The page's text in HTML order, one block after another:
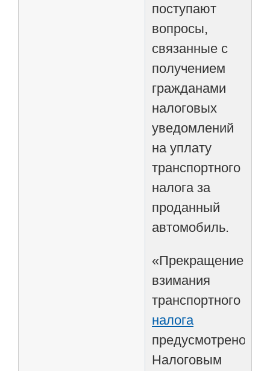
поступают
вопросы,
связанные с
получением
гражданами
налоговых
уведомлений
на уплату
транспортного
налога за
проданный
автомобиль.
«Прекращение
взимания
транспортного
налога
предусмотрено
Налоговым